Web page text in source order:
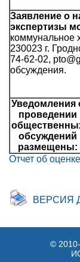
Заявление о
экспертизы
коммунальное
230023 г.
74-62-02,
обсуждения.
Уведомления
проведении
обсуждений
размещены:
Отчет об
ВЕРСИЯ
©